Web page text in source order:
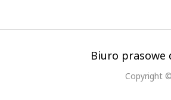
Biuro prasowe
Copyright